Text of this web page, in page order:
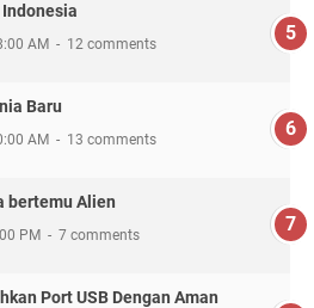
AM 12 comments
Baru
AM 13 comments
bertemu Alien
PM 7 comments
Port USB Dengan Aman